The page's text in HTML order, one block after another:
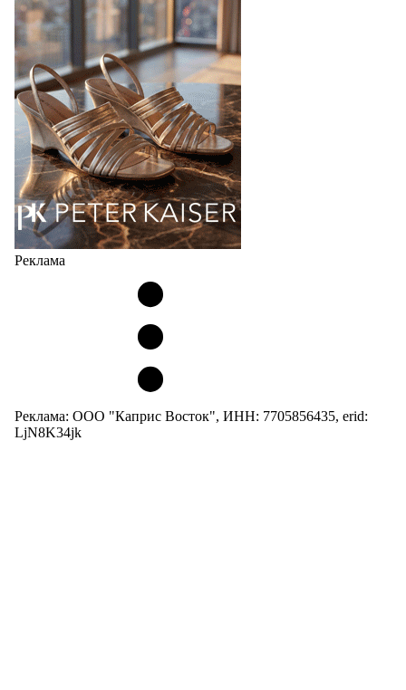
странах СНГ. Широкий модельный ряд женских,
мужских, детских и пляжных зонтов в необычном
дизайнерском исполнении, отличается надёжностью
и высоким качеством…
05.08.2026 460
Реклама
Реклама: ООО "Каприс Восток", ИНН: 7705856435, erid:
LjN8K34jk